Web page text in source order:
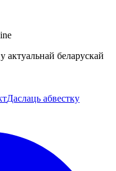
актуальнай беларускай
Даслаць абвестку